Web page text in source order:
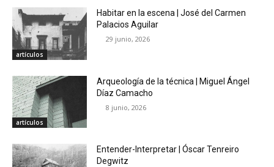
artículos
Habitar en la escena | José del Carmen
Palacios Aguilar
29 junio, 2026
artículos
Arqueología de la técnica | Miguel Ángel
Díaz Camacho
8 junio, 2026
Entender-Interpretar | Óscar Tenreiro
Degwitz